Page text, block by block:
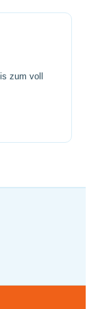
zum voll